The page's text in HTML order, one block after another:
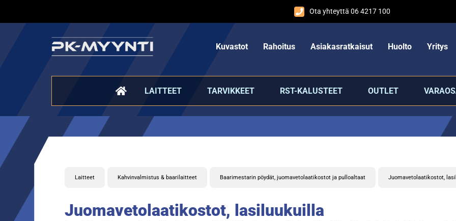
Ota yhteyttä 06 4217 100
Kuvastot Rahoitus Asiakasratkaisut Huolto Yritys
LAITTEET TARVIKKEET RST-KALUSTEET OUTLET
Laitteet Kahvinvalmistus & baarilaitteet Baarimestarin pöydät, juomavetolaatikostot ja pulloaltaat Juomavetolaatikostot,
Juomavetolaatikostot, lasiluukuilla